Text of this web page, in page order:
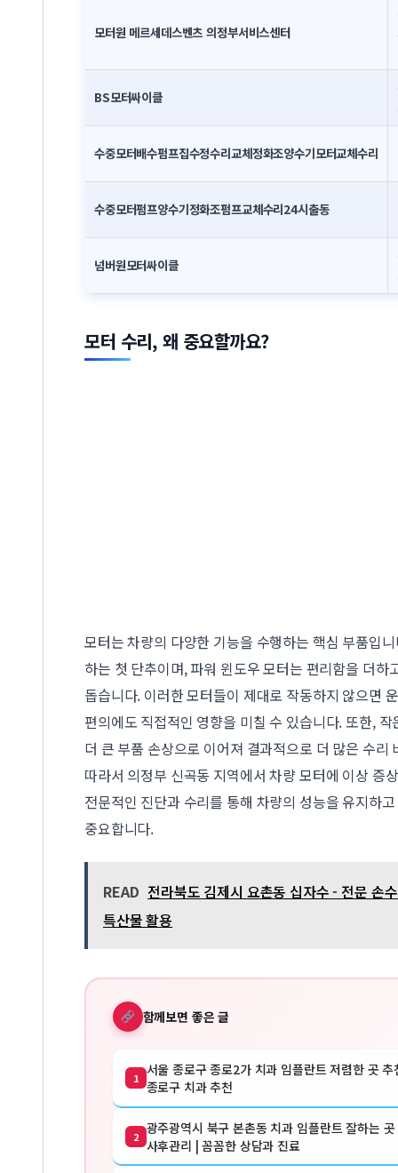
모터원 메르세데스벤츠 의정부서비스센터
BS모터싸이클
수중모터배수펌프집수정수리교체정화조양수기모터교체수리
수중모터펌프양수기정화조펌프교체수리24시출동
넘버원모터싸이클
모터 수리, 왜 중요할까요?
모터는 차량의 다양한 기능을 수행하는 핵심 부품입
하는 첫 단추이며, 파워 윈도우 모터는 편리함을 더하
돕습니다. 이러한 모터들이 제대로 작동하지 않으면
편의에도 직접적인 영향을 미칠 수 있습니다. 또한,
더 큰 부품 손상으로 이어져 결과적으로 더 많은 수리
따라서 의정부 신곡동 지역에서 차량 모터에 이상 증
전문적인 진단과 수리를 통해 차량의 성능을 유지하
중요합니다.
READ 전라북도 김제시 요촌동 십자수 - 전문 손
특산물 활용
함께보면 좋은 글
1 서울 종로구 종로2가 치과 임플란트 저렴한 곳
종로구 치과 추천
2 광주광역시 북구 본촌동 치과 임플란트 잘하는
사후관리 | 꼼꼼한 상담과 진료